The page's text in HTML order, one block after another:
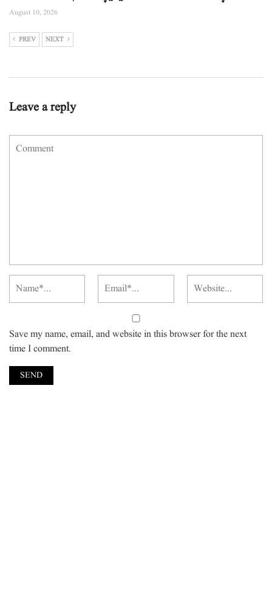
August 10, 2026
PREV NEXT
Leave a reply
Save my name, email, and website in this browser for the next
time I comment.